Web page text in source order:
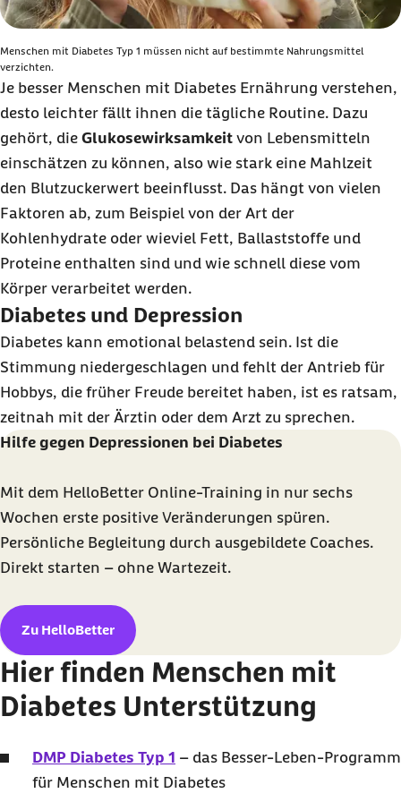
Menschen mit Diabetes Typ 1 müssen nicht auf bestimmte Nahrungsmittel
verzichten.
Je besser Menschen mit Diabetes Ernährung verstehen,
desto leichter fällt ihnen die tägliche Routine. Dazu
gehört, die Glukosewirksamkeit von Lebensmitteln
einschätzen zu können, also wie stark eine Mahlzeit
den Blutzuckerwert beeinflusst. Das hängt von vielen
Faktoren ab, zum Beispiel von der Art der
Kohlenhydrate oder wieviel Fett, Ballaststoffe und
Proteine enthalten sind und wie schnell diese vom
Körper verarbeitet werden.
Diabetes und Depression
Diabetes kann emotional belastend sein. Ist die
Stimmung niedergeschlagen und fehlt der Antrieb für
Hobbys, die früher Freude bereitet haben, ist es ratsam,
zeitnah mit der Ärztin oder dem Arzt zu sprechen.
Hilfe gegen Depressionen bei Diabetes
Mit dem HelloBetter Online-Training in nur sechs
Wochen erste positive Veränderungen spüren.
Persönliche Begleitung durch ausgebildete Coaches.
Direkt starten – ohne Wartezeit.
Zu HelloBetter
Hier finden Menschen mit
Diabetes Unterstützung
DMP Diabetes Typ 1 – das Besser-Leben-Programm
für Menschen mit Diabetes